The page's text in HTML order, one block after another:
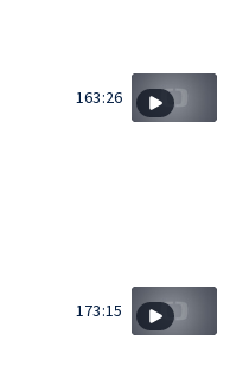
163:26
173:15